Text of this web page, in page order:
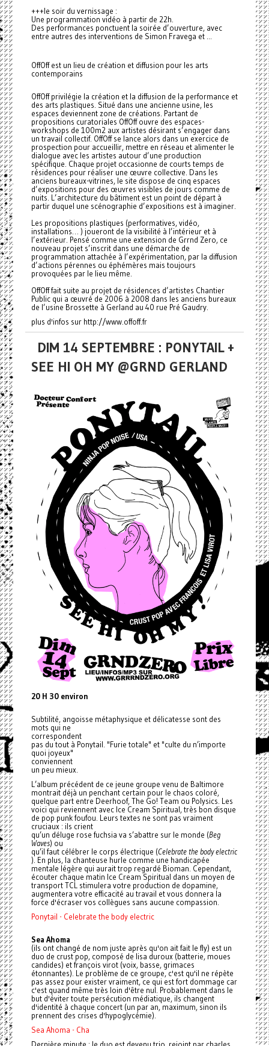
+++le soir du vernissage :
Une programmation vidéo à partir de 22h.
Des performances ponctuent la soirée d’ouverture, avec
entre autres des interventions de Simon Fravega et ...
OffOff est un lieu de création et diffusion pour les arts
contemporains
OffOff privilégie la création et la diffusion de la performance et
des arts plastiques. Situé dans une ancienne usine, les
espaces deviennent zone de créations. Partant de
propositions curatoriales OffOff ouvre des espaces-
workshops de 100m2 aux artistes désirant s’engager dans
un travail collectif. OffOff se lance alors dans un exercice de
prospection pour accueillir, mettre en réseau et alimenter le
dialogue avec les artistes autour d’une production
spécifique. Chaque projet occasionne de courts temps de
résidences pour réaliser une œuvre collective. Dans les
anciens bureaux-vitrines, le site dispose de cinq espaces
d’expositions pour des œuvres visibles de jours comme de
nuits. L’architecture du bâtiment est un point de départ à
partir duquel une scénographie d’expositions est à imaginer.
Les propositions plastiques (performatives, vidéo,
installations… ) joueront de la visibilité à l’intérieur et à
l’extérieur. Pensé comme une extension de Grrnd Zero, ce
nouveau projet s’inscrit dans une démarche de
programmation attachée à l’expérimentation, par la diffusion
d’actions pérennes ou éphémères mais toujours
provoquées par le lieu même.
OffOff fait suite au projet de résidences d’artistes Chantier
Public qui a œuvré de 2006 à 2008 dans les anciens bureaux
de l’usine Brossette à Gerland au 40 rue Pré Gaudry.
plus d'infos sur http://www.offoff.fr
DIM 14 SEPTEMBRE : PONYTAIL +
SEE HI OH MY @GRND GERLAND
20 H 30 environ
Subtilité, angoisse métaphysique et délicatesse sont des
mots qui ne
correspondent
pas du tout à Ponytail. "Furie totale" et "culte du n’importe
quoi joyeux"
conviennent
un peu mieux.
L’album précédent de ce jeune groupe venu de Baltimore
montrait déjà un penchant certain pour le chaos coloré,
quelque part entre Deerhoof, The Go! Team ou Polysics. Les
voici qui reviennent avec Ice Cream Spiritual, très bon disque
de pop punk foufou. Leurs textes ne sont pas vraiment
cruciaux : ils crient
qu’un déluge rose fuchsia va s’abattre sur le monde (Beg
Waves) ou
qu’il faut célébrer le corps électrique (Celebrate the body electric
). En plus, la chanteuse hurle comme une handicapée
mentale légère qui aurait trop regardé Bioman. Cependant,
écouter chaque matin Ice Cream Spiritual dans un moyen de
transport TCL stimulera votre production de dopamine,
augmentera votre efficacité au travail et vous donnera la
force d'écraser vos collègues sans aucune compassion.
Ponytail - Celebrate the body electric
Sea Ahoma
(ils ont changé de nom juste après qu'on ait fait le fly) est un
duo de crust pop, composé de lisa duroux (batterie, moues
candides) et françois virot (voix, basse, grimaces
étonnantes). Le problème de ce groupe, c'est qu'il ne répète
pas assez pour exister vraiment, ce qui est fort dommage car
c'est quand même très loin d'être nul. Probablement dans le
but d'éviter toute persécution médiatique, ils changent
d'identité à chaque concert (un par an, maximum, sinon ils
prennent des crises d'hypoglycémie).
Sea Ahoma - Cha
Dernière minute : le duo est devenu trio, rejoint par charles